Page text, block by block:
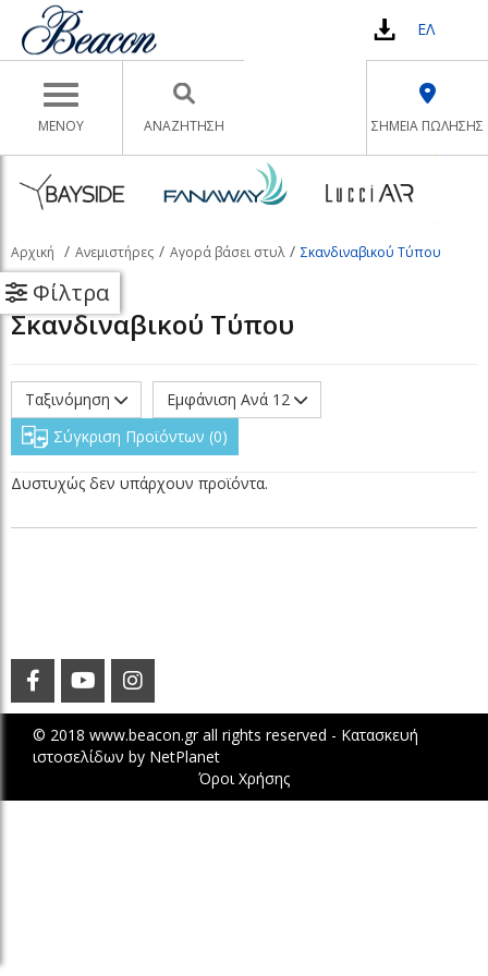
Toggle navigation
ΜΕΝΟΥ
ΕΛ
ΣΗΜΕΙΑ ΠΩΛΗΣΗΣ
ΑΝΑΖΉΤΗΣΗ
Αρχική Ανεμιστήρες Αγορά βάσει στυλ Σκανδιναβικού Τύπου
Φίλτρα
Σκανδιναβικού Τύπου
Ταξινόμηση
Εμφάνιση Ανά 12
Σύγκριση Προϊόντων 0
Δυστυχώς δεν υπάρχουν προϊόντα.
© 2018 www.beacon.gr all rights reserved - Κατασκευή
ιστοσελίδων by NetPlanet
Όροι Χρήσης